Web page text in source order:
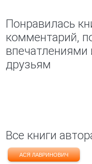
Понравилась
комментарий,
впечатлениями
друзьям
Все книги
АСЯ ЛАВРИНОВИЧ